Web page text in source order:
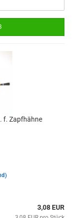
f. Zapfhähne
3,08 EUR